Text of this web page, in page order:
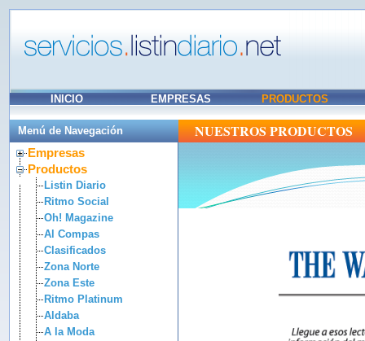
INICIO EMPRESAS PRODUCTOS
Menú de Navegación NUESTROS PRODUCTOS
Empresas
Productos
Listin Diario
Ritmo Social
Oh! Magazine
Al Compas
Clasificados
Zona Norte
Zona Este
Ritmo Platinum
Aldaba
A la Moda